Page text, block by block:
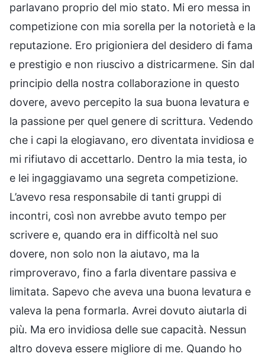
parlavano proprio del mio stato. Mi ero messa in
competizione con mia sorella per la notorietà e la
reputazione. Ero prigioniera del desidero di fama
e prestigio e non riuscivo a districarmene. Sin dal
principio della nostra collaborazione in questo
dovere, avevo percepito la sua buona levatura e
la passione per quel genere di scrittura. Vedendo
che i capi la elogiavano, ero diventata invidiosa e
mi rifiutavo di accettarlo. Dentro la mia testa, io
e lei ingaggiavamo una segreta competizione.
L’avevo resa responsabile di tanti gruppi di
incontri, così non avrebbe avuto tempo per
scrivere e, quando era in difficoltà nel suo
dovere, non solo non la aiutavo, ma la
rimproveravo, fino a farla diventare passiva e
limitata. Sapevo che aveva una buona levatura e
valeva la pena formarla. Avrei dovuto aiutarla di
più. Ma ero invidiosa delle sue capacità. Nessun
altro doveva essere migliore di me. Quando ho